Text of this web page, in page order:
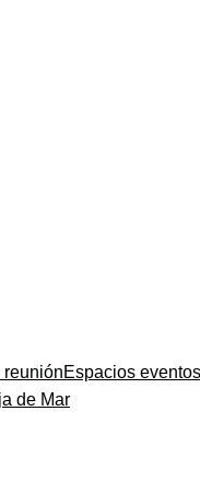
reuniónEspacios eventos
de Mar